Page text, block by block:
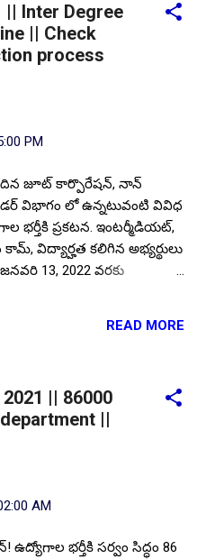
|| Inter Degree
|| Check
process
PM
జూట్ కార్పొరేషన్, నాన్
విభాగం లో ఉన్నటువంటి వివిధ
భర్తీకి ప్రకటన. ఇంటర్మీడియట్,
విద్యార్హత కలిగిన అభ్యర్థులు
13, 2022 వరకు
గా ఉన్న ఆరు
ఆశాజనకంగా,
ఆసక్తి కలిగిన యువత కోసం
ఆహ్వానిస్తోంది
విధంగా ఉన్నాయి. జూట్
వివిధ విభాగాల్లో
ఆన్లైన్ దరఖాస్తులను
READ MORE
|| 86000
||
AM
భర్తీకి సర్వం సిద్ధం 86